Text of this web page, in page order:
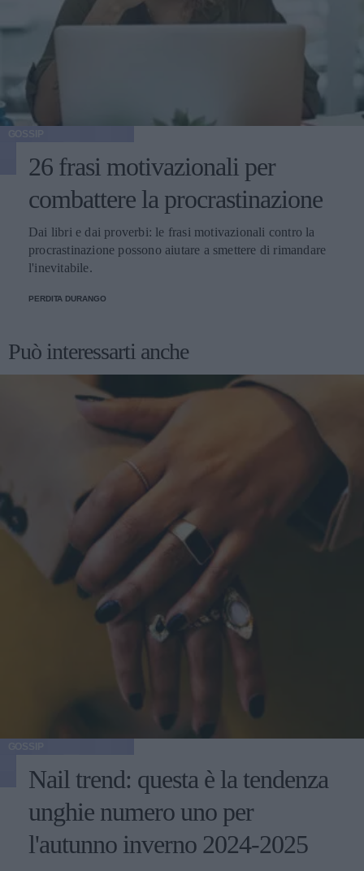
26 frasi motivazionali per
combattere la procrastinazione
Dai libri e dai proverbi: le frasi motivazionali contro la
procrastinazione possono aiutare a smettere di rimandare
l'inevitabile.
PERDITA DURANGO
Può interessarti anche
Nail trend: questa è la tendenza
unghie numero uno per
l'autunno inverno 2024-2025